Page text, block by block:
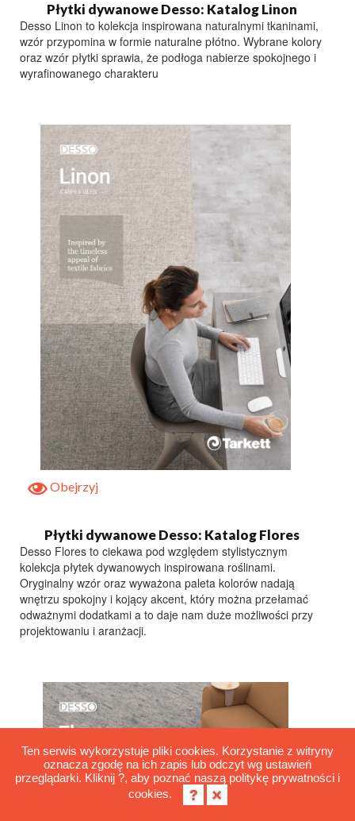
Płytki dywanowe Desso: Katalog Linon
Desso Linon to kolekcja inspirowana naturalnymi tkaninami,
wzór przypomina w formie naturalne płótno. Wybrane kolory
oraz wzór płytki sprawia, że podłoga nabierze spokojnego i
wyrafinowanego charakteru
Obejrzyj
Płytki dywanowe Desso: Katalog Flores
Desso Flores to ciekawa pod względem stylistycznym
kolekcja płytek dywanowych inspirowana roślinami.
Oryginalny wzór oraz wyważona paleta kolorów nadają
wnętrzu spokojny i kojący akcent, który można przełamać
odważnymi dodatkami a to daje nam duże możliwości przy
projektowaniu i aranżacji.
Ten serwis wykorzystuje pliki cookies. Korzystanie z witryny
oznacza zgodę na ich zapis lub odczyt wg ustawień
przeglądarki. Kliknij ?, aby poznać naszą politykę prywatności i
cookies.